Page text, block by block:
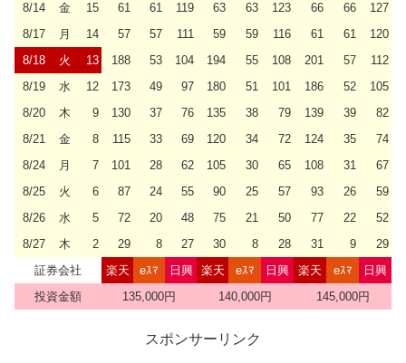
8/14
金 15 61 61 119 63 63 123 66 66
127
8/17
月 14 57 57 111 59 59 116 61 61
120
8/18
火 13 188 53 104 194 55 108 201 57
112
8/19
水 12 173 49 97 180 51 101 186 52
105
8/20
木 9 130 37 76 135 38 79 139 39
82
8/21
金 8 115 33 69 120 34 72 124 35
74
8/24
月 7 101 28 62 105 30 65 108 31
67
8/25
火 6 87 24 55 90 25 57 93 26
59
8/26
水 5 72 20 48 75 21 50 77 22
52
8/27
木 2 29 8 27 30 8 28 31 9
29
証券会社
楽天 eｽﾏ 日興 楽天 eｽﾏ 日興 楽天 eｽﾏ
日興
投資金額
135,000円 140,000円 145,000円
スポンサーリンク